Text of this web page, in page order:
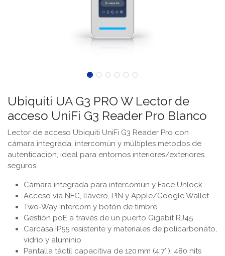
Ubiquiti UA G3 PRO W Lector de
acceso UniFi G3 Reader Pro Blanco
Lector de acceso Ubiquiti UniFi G3 Reader Pro con
cámara integrada, intercomún y múltiples métodos de
autenticación, ideal para entornos interiores/exteriores
seguros.
Cámara integrada para intercomún y Face Unlock
Acceso vía NFC, llavero, PIN y Apple/Google Wallet
Two‑Way Intercom y botón de timbre
Gestión poE a través de un puerto Gigabit RJ45
Carcasa IP55 resistente y materiales de policarbonato,
vidrio y aluminio
Pantalla táctil capacitiva de 120 mm (4.7″), 480 nits